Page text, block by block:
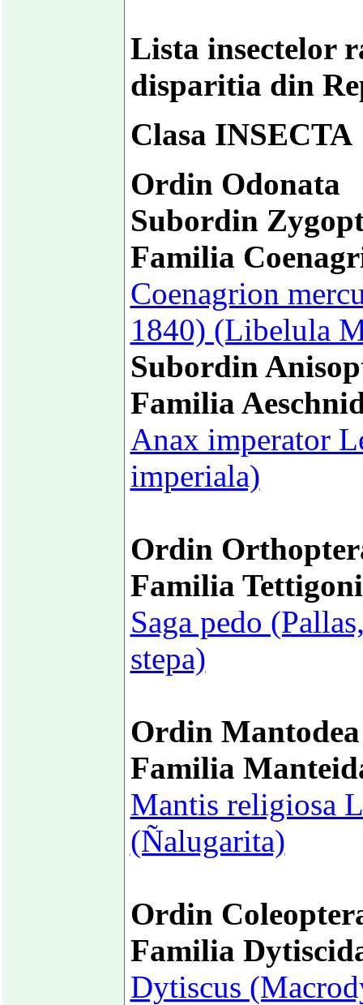
Lista insectelor
disparitia din
Clasa INSECTA
Ordin Odonata
Subordin
Familia
Coenagrion
1840) (Libelula
Subordin
Familia
Anax imperator
imperiala)
Ordin
Familia
Saga pedo
stepa)
Ordin Mantodea
Familia
Mantis religiosa
(Ñalugarita)
Ordin
Familia
Dytiscus